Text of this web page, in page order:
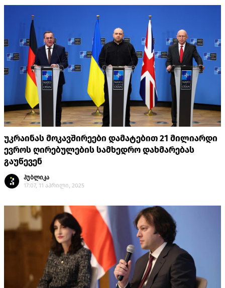
უკრაინას მოკავშირეები დამატებით 21 მილიარდი
ევროს ღირებულების სამხედრო დახმარებას
გაუწევენ
პუბლიკა
17:07, 11 აპრილი, 2025